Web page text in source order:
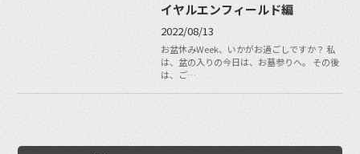
イヤルエンフィールド編
2022/08/13
お盆休みWeek、いかがお過ごしですか？ 私
は、盆の入りの今日は、お墓参りへ。 その後
は、ご…